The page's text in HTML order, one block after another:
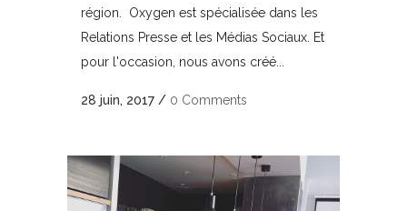
région. Oxygen est spécialisée dans les
Relations Presse et les Médias Sociaux. Et
pour l'occasion, nous avons créé...
28 juin, 2017 / 0 Comments